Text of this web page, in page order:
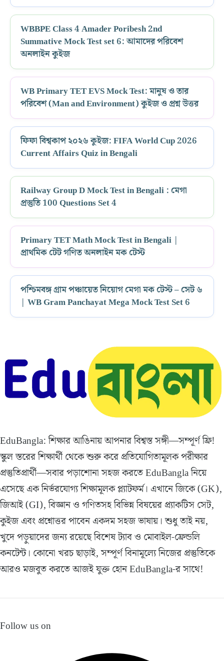
WBBPE Class 4 Amader Poribesh 2nd
Summative Mock Test set 6: আমাদের পরিবেশ
অনলাইন কুইজ
WB Primary TET EVS Mock Test: মানুষ ও তার
পরিবেশ (Man and Environment) কুইজ ও প্রশ্ন উত্তর
ফিফা বিশ্বকাপ ২০২৬ কুইজ: FIFA World Cup 2026
Current Affairs Quiz in Bengali
Railway Group D Mock Test in Bengali : মেগা
প্রস্তুতি 100 Questions Set 4
Primary TET Math Mock Test in Bengali |
প্রাথমিক টেট গণিত অনলাইন মক টেস্ট
পশ্চিমবঙ্গ গ্রাম পঞ্চায়েত নিয়োগ মেগা মক টেস্ট – সেট ৬
| WB Gram Panchayat Mega Mock Test Set 6
EduBangla: শিক্ষার আঙিনায় আপনার বিশ্বস্ত সঙ্গী—সম্পূর্ণ ফ্রি!
স্কুল স্তরের শিক্ষার্থী থেকে শুরু করে প্রতিযোগিতামূলক পরীক্ষার
প্রস্তুতিপ্রার্থী—সবার পড়াশোনা সহজ করতে EduBangla নিয়ে
এসেছে এক নির্ভরযোগ্য শিক্ষামূলক প্ল্যাটফর্ম। এখানে জিকে (GK),
জিআই (GI), বিজ্ঞান ও গণিতসহ বিভিন্ন বিষয়ের প্র্যাকটিস সেট,
কুইজ এবং প্রশ্নোত্তর পাবেন একদম সহজ ভাষায়। শুধু তাই নয়,
খুদে পড়ুয়াদের জন্য রয়েছে বিশেষ ট্যাব ও মোবাইল-ফ্রেন্ডলি
কনটেন্ট। কোনো খরচ ছাড়াই, সম্পূর্ণ বিনামূল্যে নিজের প্রস্তুতিকে
আরও মজবুত করতে আজই যুক্ত হোন EduBangla-র সাথে!
Follow us on